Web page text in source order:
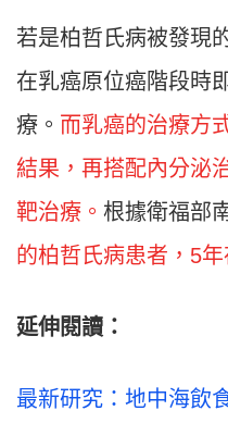
若是柏哲氏病被發現
在乳癌原位癌階段時
療。 而乳癌的治療方
結果，再搭配內分泌
靶治療。 根據衛福部
的柏哲氏病患者，5
延伸閱讀：
最新研究：地中海飲